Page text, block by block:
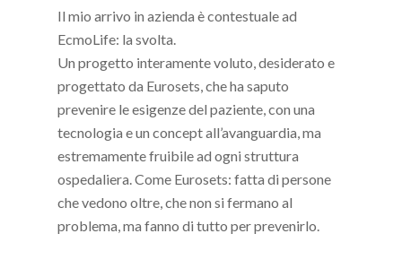
Il mio arrivo in azienda è contestuale ad
EcmoLife: la svolta.
Un progetto interamente voluto, desiderato e
progettato da Eurosets, che ha saputo
prevenire le esigenze del paziente, con una
tecnologia e un concept all’avanguardia, ma
estremamente fruibile ad ogni struttura
ospedaliera. Come Eurosets: fatta di persone
che vedono oltre, che non si fermano al
problema, ma fanno di tutto per prevenirlo.